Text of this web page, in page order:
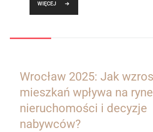
WIĘCEJ
Wrocław 2025: Jak
mieszkań wpływa na
nieruchomości i decyzje
nabywców?